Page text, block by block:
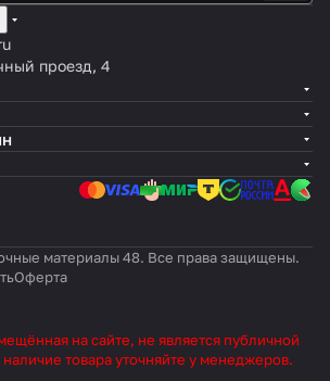
проезд, 4
материалы 48. Все права защищены.
Оферта
на сайте, не является публичной
товара уточняйте у менеджеров.